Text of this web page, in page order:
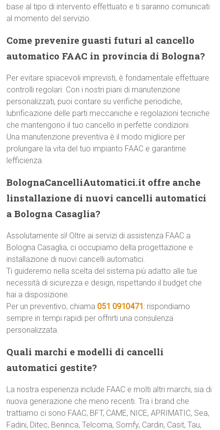
base al tipo di intervento effettuato e ti saranno comunicati
al momento del servizio.
Come prevenire guasti futuri al cancello
automatico FAAC in provincia di Bologna?
Per evitare spiacevoli imprevisti, è fondamentale effettuare
controlli regolari. Con i nostri piani di manutenzione
personalizzati, puoi contare su verifiche periodiche,
lubrificazione delle parti meccaniche e regolazioni tecniche
che mantengono il tuo cancello in perfette condizioni.
Una manutenzione preventiva è il modo migliore per
prolungare la vita del tuo impianto FAAC e garantirne
lefficienza.
BolognaCancelliAutomatici.it offre anche
linstallazione di nuovi cancelli automatici
a Bologna Casaglia?
Assolutamente sì! Oltre ai servizi di assistenza FAAC a
Bologna Casaglia, ci occupiamo della progettazione e
installazione di nuovi cancelli automatici.
Ti guideremo nella scelta del sistema più adatto alle tue
necessità di sicurezza e design, rispettando il budget che
hai a disposizione.
Per un preventivo, chiama051 0910471: rispondiamo
sempre in tempi rapidi per offrirti una consulenza
personalizzata.
Quali marchi e modelli di cancelli
automatici gestite?
La nostra esperienza include FAAC e molti altri marchi, sia di
nuova generazione che meno recenti. Tra i brand che
trattiamo ci sono FAAC, BFT, CAME, NICE, APRIMATIC, Sea,
Fadini, Ditec, Beninca, Telcoma, Somfy, Cardin, Casit, Tau,